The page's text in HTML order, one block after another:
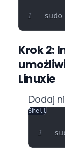
Krok 2:
Linuxie
Dodaj
Shell